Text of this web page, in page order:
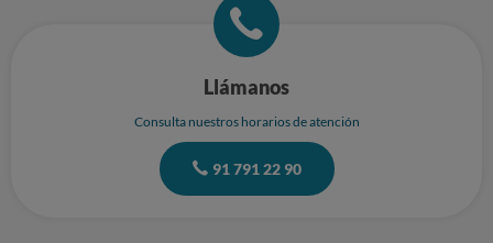
Llámanos
Consulta nuestros horarios de atención
91 791 22 90